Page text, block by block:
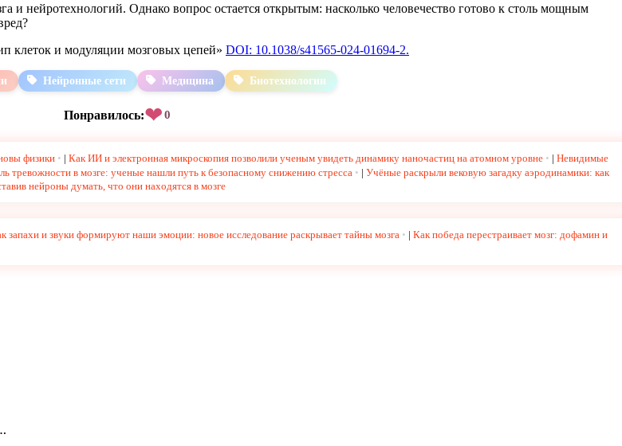
нейротехнологий. Однако вопрос остается открытым: насколько человечество готово к столь мощным
клеток и модуляции мозговых цепей» DOI: 10.1038/s41565-024-01694-2.
Нейронные сети Медицина Биотехнологии
Понравилось:❤0
физики | Как ИИ и электронная микроскопия позволили ученым увидеть динамику наночастиц на атомном уровне | Невидимые
тревожности в мозге: ученые нашли путь к безопасному снижению стресса | Учёные раскрыли вековую загадку аэродинамики: как
нейроны думать, что они находятся в мозге
запахи и звуки формируют наши эмоции: новое исследование раскрывает тайны мозга | Как победа перестраивает мозг: дофамин и